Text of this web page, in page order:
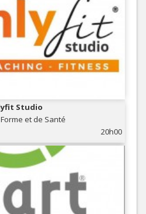
Studio
et de Santé
20h00